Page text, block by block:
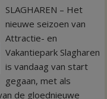
SLAGHAREN – Het
nieuwe seizoen van
Attractie- en
Vakantiepark Slagharen
is vandaag van start
gegaan, met als
de gloednieuwe